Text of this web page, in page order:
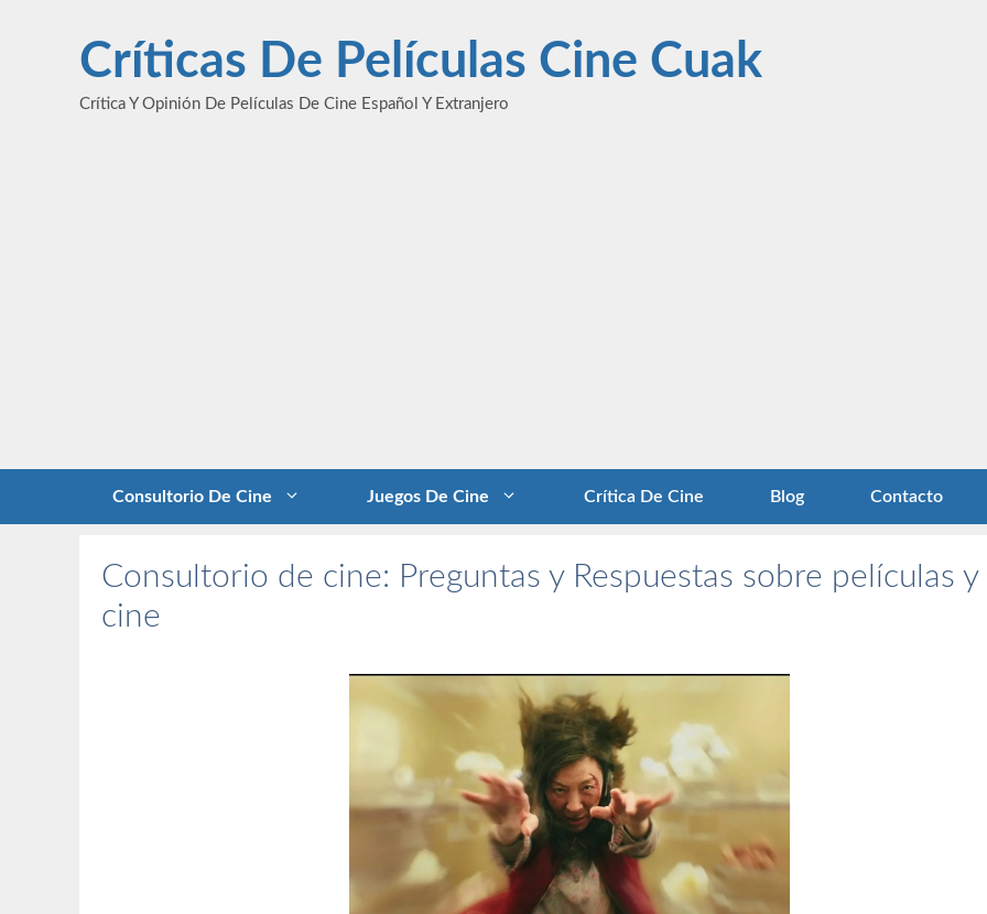
contenidoCríticas De Películas Cine Cuak
Crítica Y Opinión De Películas De Cine Español Y Extranjero
Consultorio De Cine Juegos De Cine Crítica De Cine Blog Contacto
Consultorio de cine: Preguntas y Respuestas sobre películas y
cine